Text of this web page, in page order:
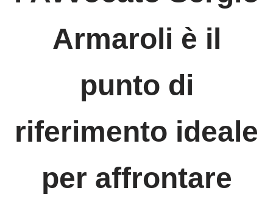
Armaroli è il
punto di
riferimento ideale
per affrontare